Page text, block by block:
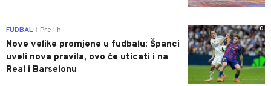
0
FUDBAL Pre 1 h
Nove velike promjene u fudbalu: Španci
uveli nova pravila, ovo će uticati i na
Real i Barselonu